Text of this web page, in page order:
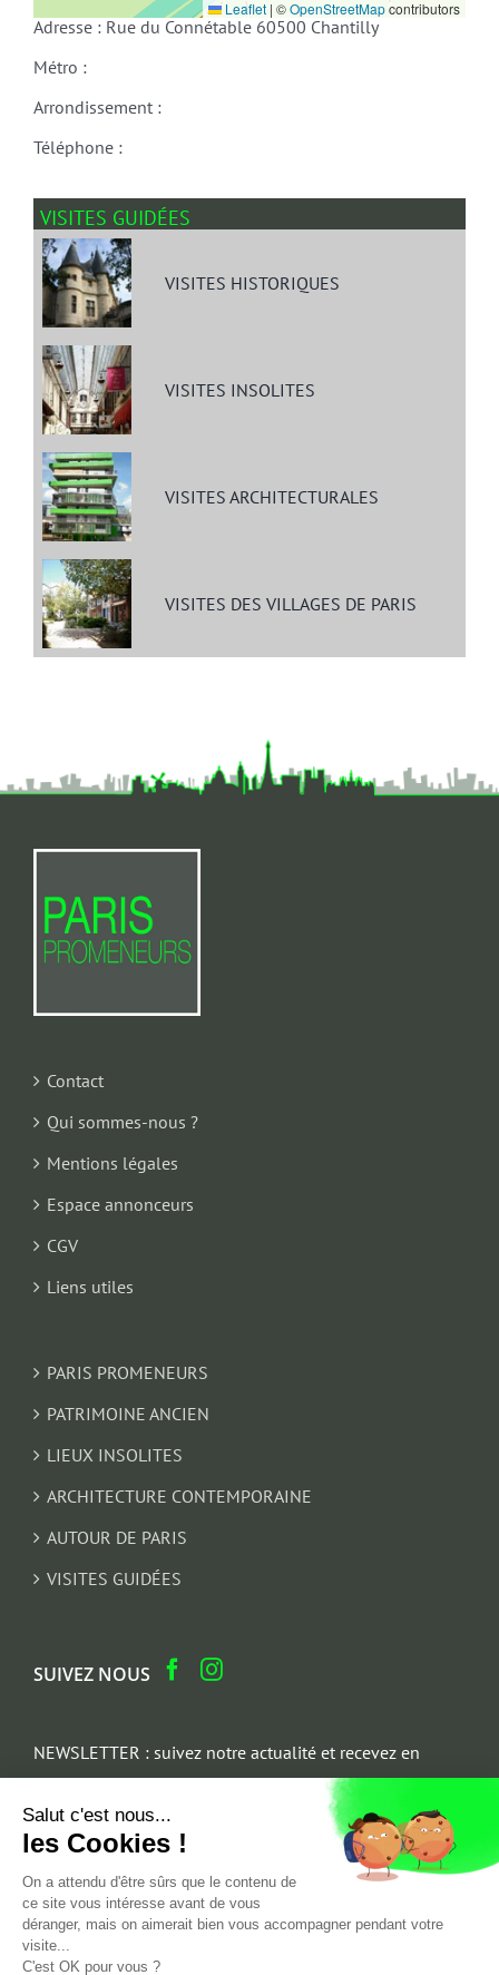
Leaflet | ©OpenStreetMapcontributors
Adresse : Rue du Connétable 60500 Chantilly
Métro :
Arrondissement :
Téléphone :
VISITES GUIDÉES
VISITES HISTORIQUES
VISITES INSOLITES
VISITES ARCHITECTURALES
VISITES DES VILLAGES DE PARIS
Contact
Qui sommes-nous ?
Mentions légales
Espace annonceurs
CGV
Liens utiles
PARIS PROMENEURS
PATRIMOINE ANCIEN
LIEUX INSOLITES
ARCHITECTURE CONTEMPORAINE
AUTOUR DE PARIS
VISITES GUIDÉES
SUIVEZ NOUS
NEWSLETTER : suivez notre actualité et recevez en
cadeau un parcours architectural du Marais
Email
Salut c'est nous...
les Cookies !
On a attendu d'être sûrs que le contenu de
ce site vous intéresse avant de vous
déranger, mais on aimerait bien vous accompagner pendant votre
visite...
C'est OK pour vous ?